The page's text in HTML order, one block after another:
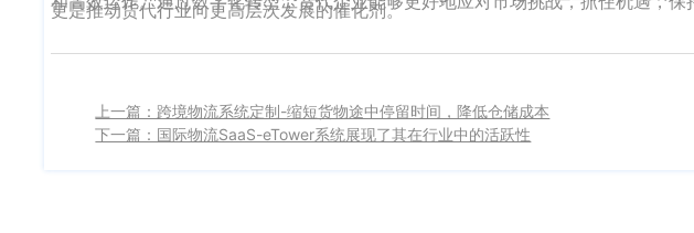
更是推动货代行业向更高层次发展的催化剂。
上一篇：跨境物流系统定制-缩短货物途中停留时间，降低仓储成本
下一篇：国际物流SaaS-eTower系统展现了其在行业中的活跃性